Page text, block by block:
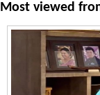
Most viewed